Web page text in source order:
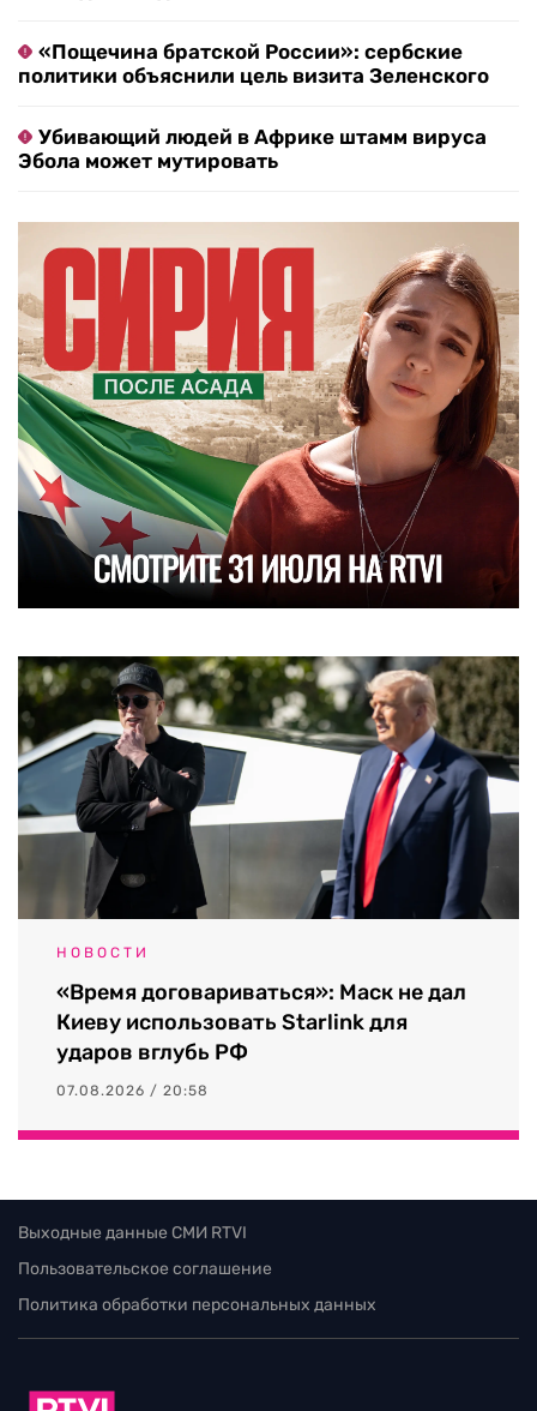
«Пощечина братской России»: сербские
политики объяснили цель визита Зеленского
Убивающий людей в Африке штамм вируса
Эбола может мутировать
НОВОСТИ
«Время договариваться»: Маск не дал
Киеву использовать Starlink для
ударов вглубь РФ
07.08.2026 / 20:58
Выходные данные СМИ RTVI
Пользовательское соглашение
Политика обработки персональных данных